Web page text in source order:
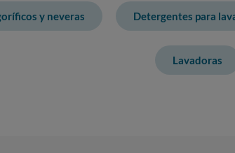
y neveras Detergentes para
Lavadoras